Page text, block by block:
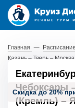
Главная —
Казань – Тверь – Москва
Скидка до 20%
Чебоксары
(Кремль) –